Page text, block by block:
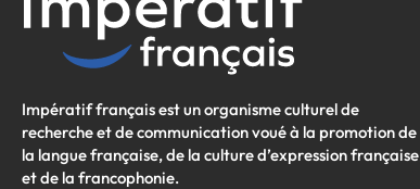
Impératif français est un organisme culturel de
recherche et de communication voué à la promotion de
la langue française, de la culture d’expression française
et de la francophonie.